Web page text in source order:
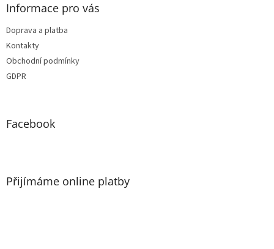
Informace pro vás
Doprava a platba
Kontakty
Obchodní podmínky
GDPR
Facebook
Přijímáme online platby